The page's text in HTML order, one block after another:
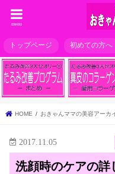
menu
トップページ 初めての方へ
HOME おきゃんママの美容アーカ
2017.11.05
洗顔時のケアの詳